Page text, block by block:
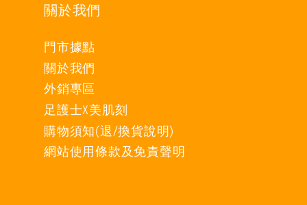
關於我們
門市據點
關於我們
外銷專區
足護士X美肌刻
購物須知(退/換貨說明)
網站使用條款及免責聲明